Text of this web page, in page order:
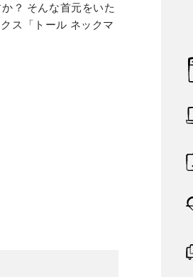
？ そんな首元をいた
ス「トール ネックマ